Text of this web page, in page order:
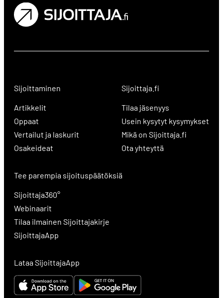
Sijoittaminen
Artikkelit
Oppaat
Vertailut ja laskurit
Osakeideat
Sijoittaja.fi
Tilaa jäsenyys
Usein kysytyt kysymykset
Mikä on Sijoittaja.fi
Ota yhteyttä
Tee parempia sijoituspäätöksiä
Sijoittaja360°
Webinaarit
Tilaa ilmainen Sijoittajakirje
SijoittajaApp
Lataa SijoittajaApp